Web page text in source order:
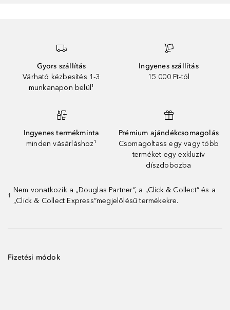
Gyors szállítás
Várható kézbesítés 1-3
munkanapon belül¹
Ingyenes szállítás
15 000 Ft-tól
Ingyenes termékminta
minden vásárláshoz¹
Prémium ajándékcsomagolás
Csomagoltass egy vagy több
terméket egy exkluzív
díszdobozba
1
Nem vonatkozik a „Douglas Partner”, a „Click & Collect” és a
„Click & Collect Express”megjelölésű termékekre.
Fizetési módok